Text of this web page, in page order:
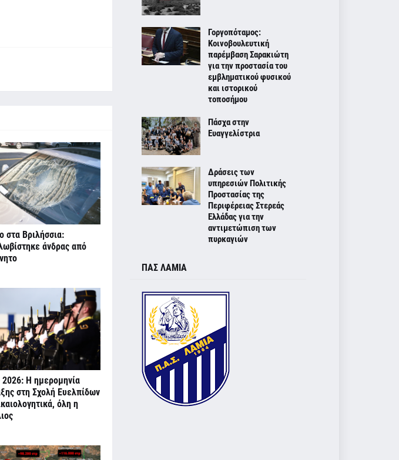
στα Βριλήσσια:
άνδρας από
2026: Η ημερομηνία
στη Σχολή Ευελπίδων
όλη η
Γοργοπόταμος:
Κοινοβουλευτική
παρέμβαση Σαρακιώτη
για την προστασία του
εμβληματικού φυσικού
και ιστορικού
τοποσήμου
Πάσχα στην
Ευαγγελίστρια
Δράσεις των
υπηρεσιών Πολιτικής
Προστασίας της
Περιφέρειας Στερεάς
Ελλάδας για την
αντιμετώπιση των
πυρκαγιών
ΠΑΣ ΛΑΜΙΑ